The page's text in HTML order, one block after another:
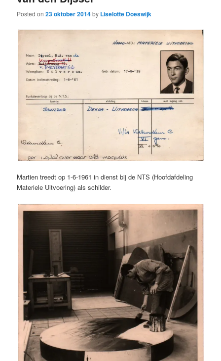
Posted on23 oktober 2014by Liselotte Doeswijk
Martien treedt op 1-6-1961 in dienst bij de NTS (Hoofdafdeling
Materiele Uitvoering) als schilder.